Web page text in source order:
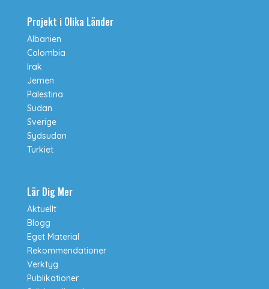
Projekt i Olika Länder
Albanien
Colombia
Irak
Jemen
Palestina
Sudan
Sverige
Sydsudan
Turkiet
Lär Dig Mer
Aktuellt
Blogg
Eget Material
Rekommendationer
Verktyg
Publikationer